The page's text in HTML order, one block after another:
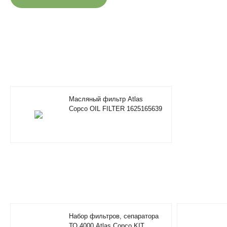
Масляный фильтр Atlas
Copco OIL FILTER 1625165639
Набор фильтров, сепаратора